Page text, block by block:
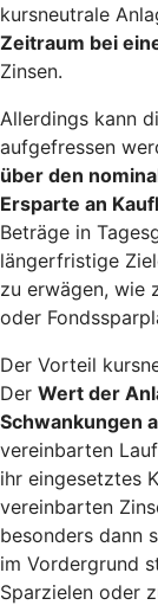
kursneutrale
Zeitraum bei
Zinsen.
Allerdings kann
aufgefressen
über den
Ersparte an
Beträge in
längerfristige
zu erwägen, wie
oder
Der Vorteil
Der Wert der
Schwankungen
vereinbarten
ihr eingesetztes
vereinbarten
besonders dann
im Vordergrund
Sparzielen oder